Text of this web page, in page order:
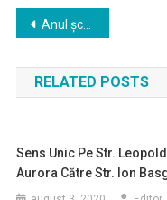
Navigare
în
articole
Anul școlar începe cu multe necunoscute
RELATED POSTS
Sens Unic Pe Str.
Aurora Către Str. Ion